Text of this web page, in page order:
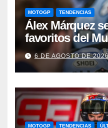
MOTOGP TENDENCIAS
Álex Márquez
favoritos del
que apostar mi
por quién sería”
6 DE AGOSTO DE
MOTOGP TENDENCIAS